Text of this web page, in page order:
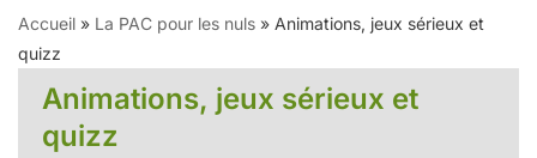
Accueil » La PAC pour les nuls » Animations, jeux sérieux et
quizz
Animations, jeux sérieux et
quizz